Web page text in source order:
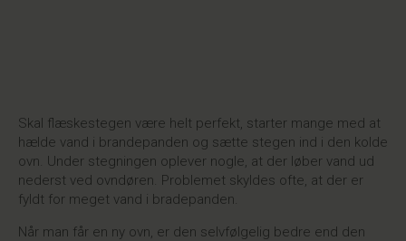
Skal flæskestegen være helt perfekt, starter mange med at
hælde vand i brandepanden og sætte stegen ind i den kolde
ovn. Under stegningen oplever nogle, at der løber vand ud
nederst ved ovndøren. Problemet skyldes ofte, at der er
fyldt for meget vand i bradepanden.
Når man får en ny ovn, er den selvfølgelig bedre end den